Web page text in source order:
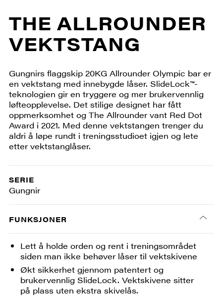
THE ALLROUNDER
VEKTSTANG
Gungnirs flaggskip 20KG Allrounder Olympic bar er
en vektstang med innebygde låser. SlideLock™-
teknologien gir en tryggere og mer brukervennlig
løfteopplevelse. Det stilige designet har fått
oppmerksomhet og The Allrounder vant Red Dot
Award i 2021. Med denne vektstangen trenger du
aldri å løpe rundt i treningsstudioet igjen og lete
etter vektstanglåser.
SERIE
Gungnir
FUNKSJONER
Lett å holde orden og rent i treningsområdet
siden man ikke behøver låser til vektskivene
Økt sikkerhet gjennom patentert og
brukervennlig SlideLock. Vektskivene sitter
på plass uten ekstra skivelås.